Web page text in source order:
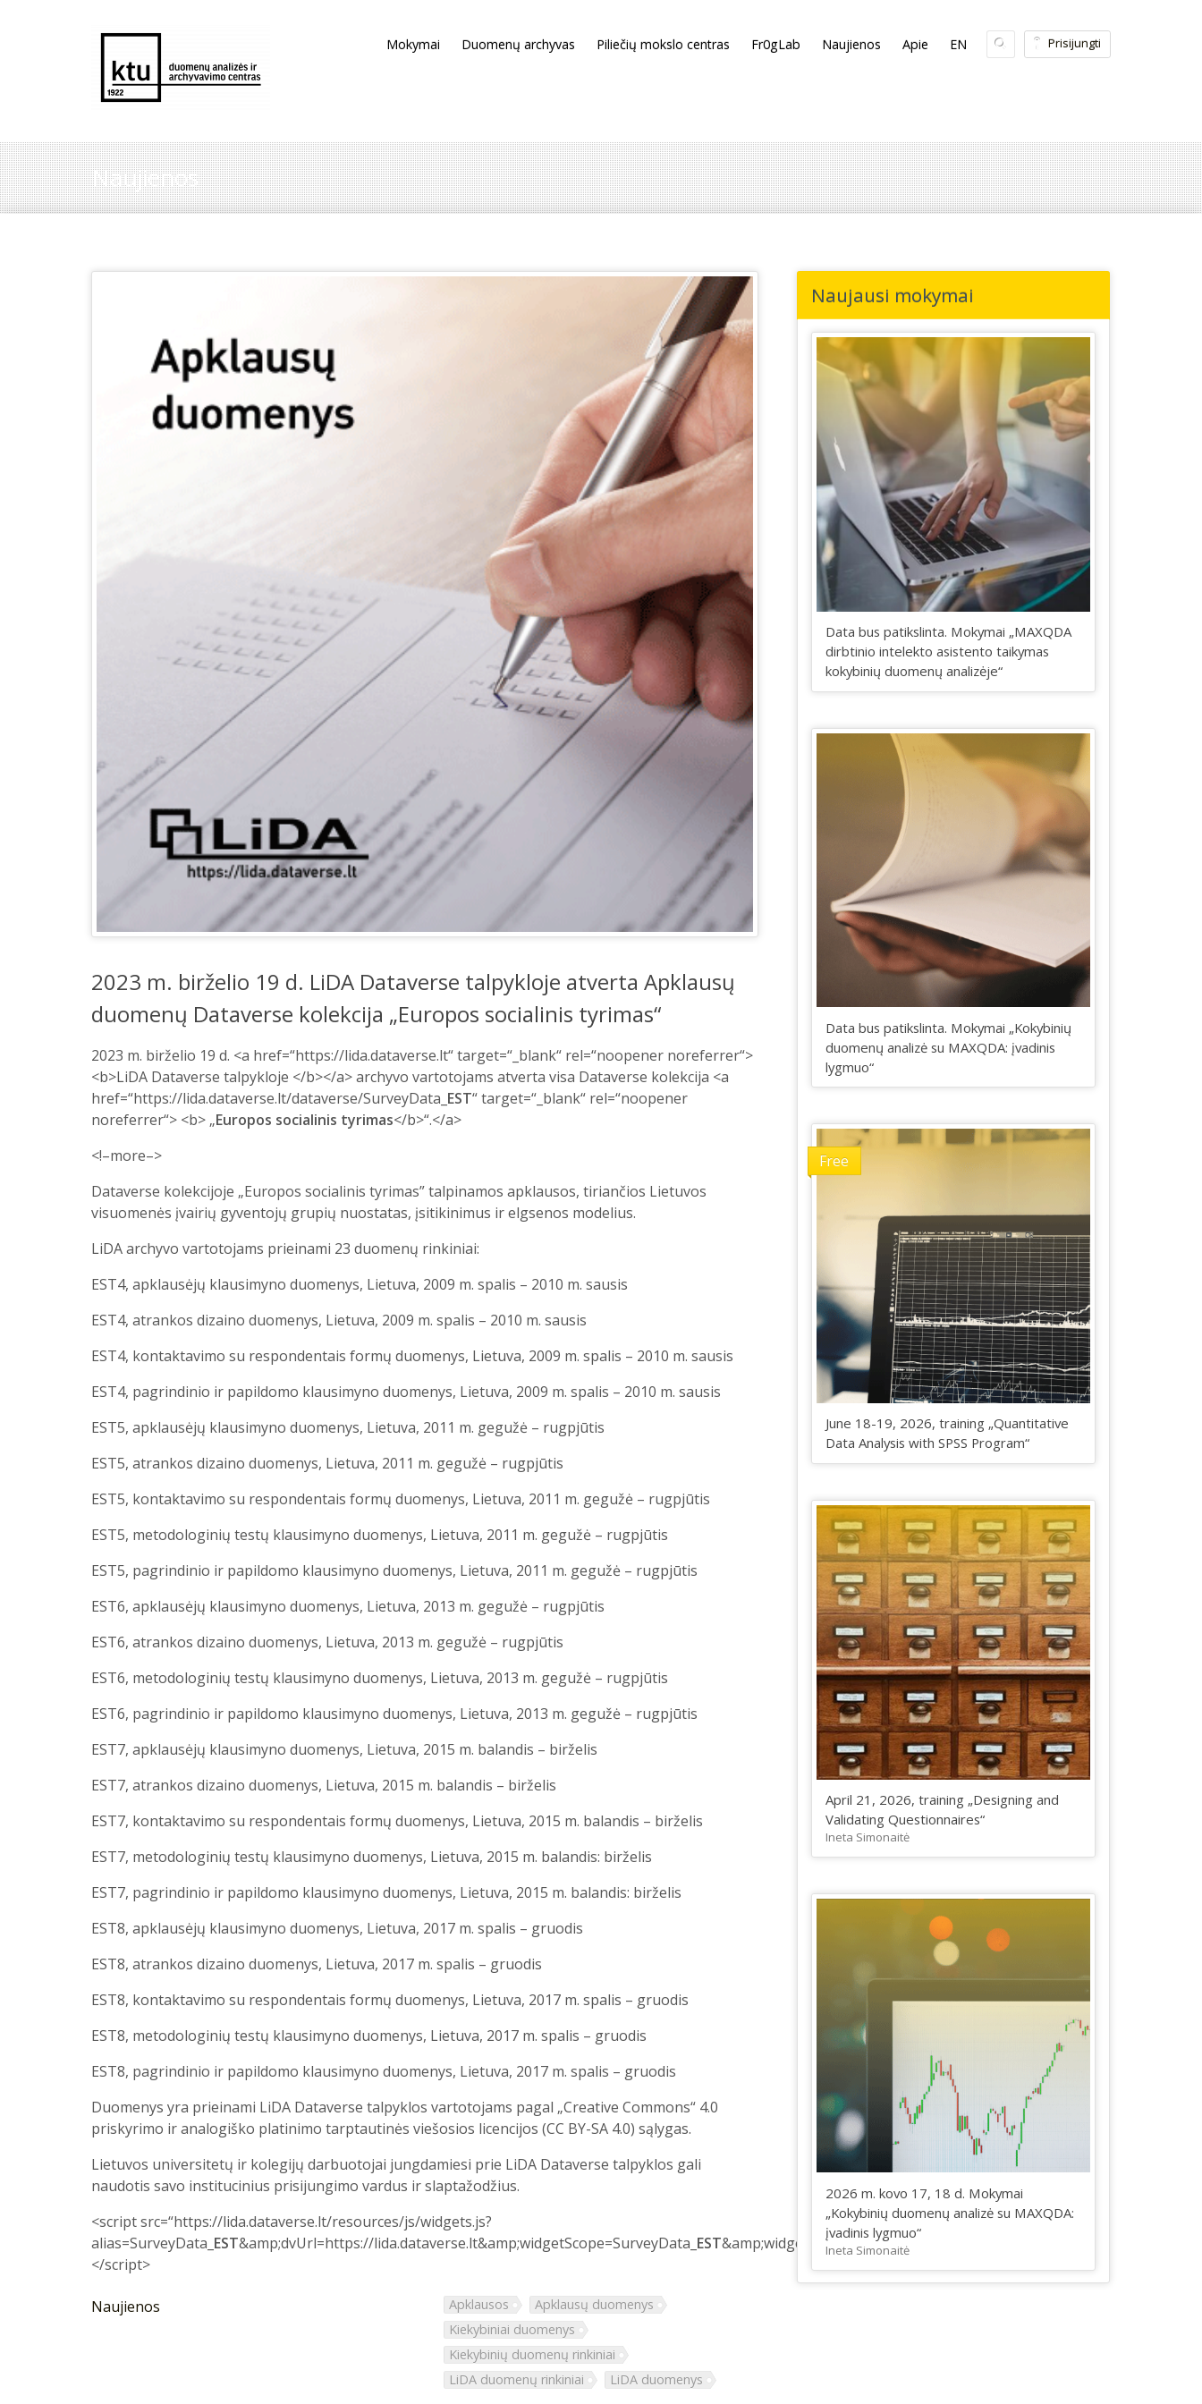
Prisijungti
Mokymai Duomenų archyvas Piliečių mokslo centras Fr0gLab Naujienos Apie EN
Naujienos
2023 m. birželio 19 d. LiDA Dataverse talpykloje atverta Apklausų
duomenų Dataverse kolekcija „Europos socialinis tyrimas“
2023 m. birželio 19 d. <a href=“https://lida.dataverse.lt“ target=“_blank“ rel=“noopener noreferrer“>
<b>LiDA Dataverse talpykloje </b></a> archyvo vartotojams atverta visa Dataverse kolekcija <a
href=“https://lida.dataverse.lt/dataverse/SurveyData_ EST“ target=“_blank“ rel=“noopener
noreferrer“> <b> „Europos socialinis tyrimas</b>“.</a>
<!–more–>
Dataverse kolekcijoje „Europos socialinis tyrimas” talpinamos apklausos, tiriančios Lietuvos
visuomenės įvairių gyventojų grupių nuostatas, įsitikinimus ir elgsenos modelius.
LiDA archyvo vartotojams prieinami 23 duomenų rinkiniai:
EST4, apklausėjų klausimyno duomenys, Lietuva, 2009 m. spalis – 2010 m. sausis
EST4, atrankos dizaino duomenys, Lietuva, 2009 m. spalis – 2010 m. sausis
EST4, kontaktavimo su respondentais formų duomenys, Lietuva, 2009 m. spalis – 2010 m. sausis
EST4, pagrindinio ir papildomo klausimyno duomenys, Lietuva, 2009 m. spalis – 2010 m. sausis
EST5, apklausėjų klausimyno duomenys, Lietuva, 2011 m. gegužė – rugpjūtis
EST5, atrankos dizaino duomenys, Lietuva, 2011 m. gegužė – rugpjūtis
EST5, kontaktavimo su respondentais formų duomenys, Lietuva, 2011 m. gegužė – rugpjūtis
EST5, metodologinių testų klausimyno duomenys, Lietuva, 2011 m. gegužė – rugpjūtis
EST5, pagrindinio ir papildomo klausimyno duomenys, Lietuva, 2011 m. gegužė – rugpjūtis
EST6, apklausėjų klausimyno duomenys, Lietuva, 2013 m. gegužė – rugpjūtis
EST6, atrankos dizaino duomenys, Lietuva, 2013 m. gegužė – rugpjūtis
EST6, metodologinių testų klausimyno duomenys, Lietuva, 2013 m. gegužė – rugpjūtis
EST6, pagrindinio ir papildomo klausimyno duomenys, Lietuva, 2013 m. gegužė – rugpjūtis
EST7, apklausėjų klausimyno duomenys, Lietuva, 2015 m. balandis – birželis
EST7, atrankos dizaino duomenys, Lietuva, 2015 m. balandis – birželis
EST7, kontaktavimo su respondentais formų duomenys, Lietuva, 2015 m. balandis – birželis
EST7, metodologinių testų klausimyno duomenys, Lietuva, 2015 m. balandis: birželis
EST7, pagrindinio ir papildomo klausimyno duomenys, Lietuva, 2015 m. balandis: birželis
EST8, apklausėjų klausimyno duomenys, Lietuva, 2017 m. spalis – gruodis
EST8, atrankos dizaino duomenys, Lietuva, 2017 m. spalis – gruodis
EST8, kontaktavimo su respondentais formų duomenys, Lietuva, 2017 m. spalis – gruodis
EST8, metodologinių testų klausimyno duomenys, Lietuva, 2017 m. spalis – gruodis
EST8, pagrindinio ir papildomo klausimyno duomenys, Lietuva, 2017 m. spalis – gruodis
Duomenys yra prieinami LiDA Dataverse talpyklos vartotojams pagal „Creative Commons“ 4.0
priskyrimo ir analogiško platinimo tarptautinės viešosios licencijos (CC BY-SA 4.0) sąlygas.
Lietuvos universitetų ir kolegijų darbuotojai jungdamiesi prie LiDA Dataverse talpyklos gali
naudotis savo institucinius prisijungimo vardus ir slaptažodžius.
<script src=“https://lida.dataverse.lt/resources/js/widgets.js?
alias=SurveyData_ EST&amp;dvUrl=https://lida.dataverse.lt&amp;widgetScope=SurveyData_ EST&amp;widget=iframe&amp;heightPx=800″>
</script>
Naujienos Apklausos
Apklausų duomenys
Kiekybiniai duomenys
Kiekybinių duomenų rinkiniai
LiDA duomenų rinkiniai
LiDA duomenys
Naujausi mokymai
Data bus patikslinta. Mokymai „MAXQDA
dirbtinio intelekto asistento taikymas
kokybinių duomenų analizėje“
Data bus patikslinta. Mokymai „Kokybinių
duomenų analizė su MAXQDA: įvadinis
lygmuo“
Free
June 18-19, 2026, training „Quantitative
Data Analysis with SPSS Program“
April 21, 2026, training „Designing and
Validating Questionnaires“
Ineta Simonaitė
2026 m. kovo 17, 18 d. Mokymai
„Kokybinių duomenų analizė su MAXQDA:
įvadinis lygmuo“
Ineta Simonaitė